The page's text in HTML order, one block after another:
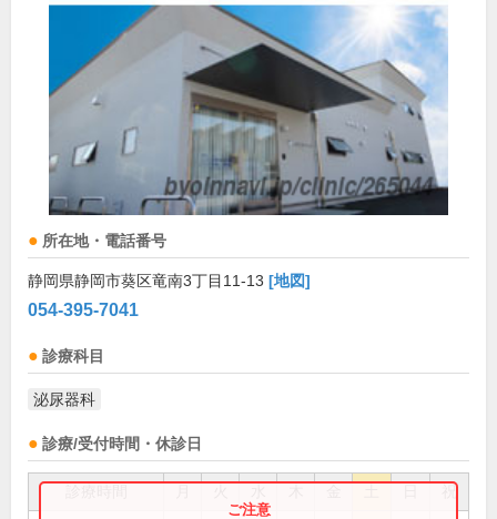
所在地・電話番号
静岡県静岡市葵区竜南3丁目11-13 [地図]
054-395-7041
診療科目
泌尿器科
診療/受付時間・休診日
祝